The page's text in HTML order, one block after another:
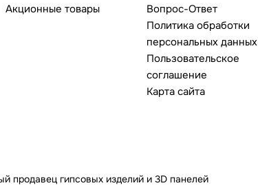
Акционные товары
Вопрос-Ответ
Политика обработки
персональных данных
Пользовательское
соглашение
Карта сайта
продавец гипсовых изделий и 3D панелей